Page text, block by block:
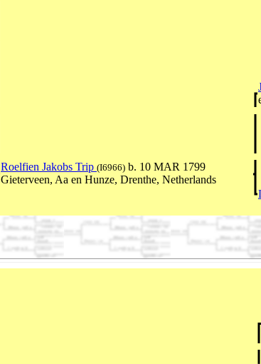
Roelfien Jakobs Trip (I6966) b. 10 MAR 1799
Gieterveen, Aa en Hunze, Drenthe, Netherlands